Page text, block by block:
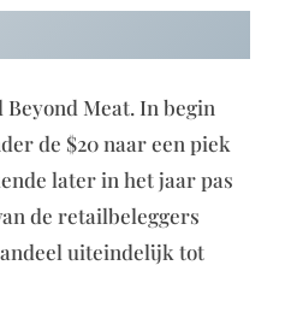
Meat. In begin
de $20 naar een piek
later in het jaar pas
de retailbeleggers
uiteindelijk tot